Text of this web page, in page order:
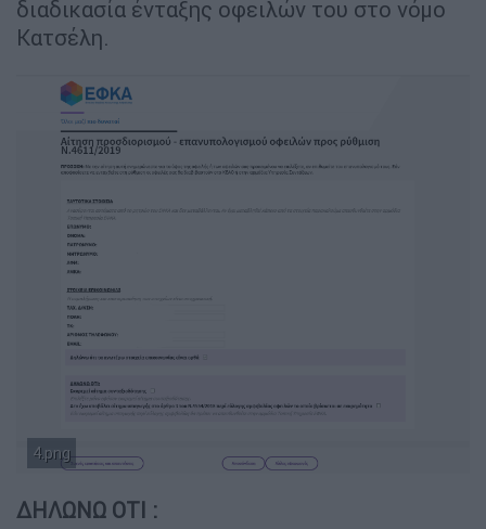
διαδικασία ένταξης οφειλών του στο νόμο
Κατσέλη.
4.png
ΔΗΛΩΝΩ ΟΤΙ :